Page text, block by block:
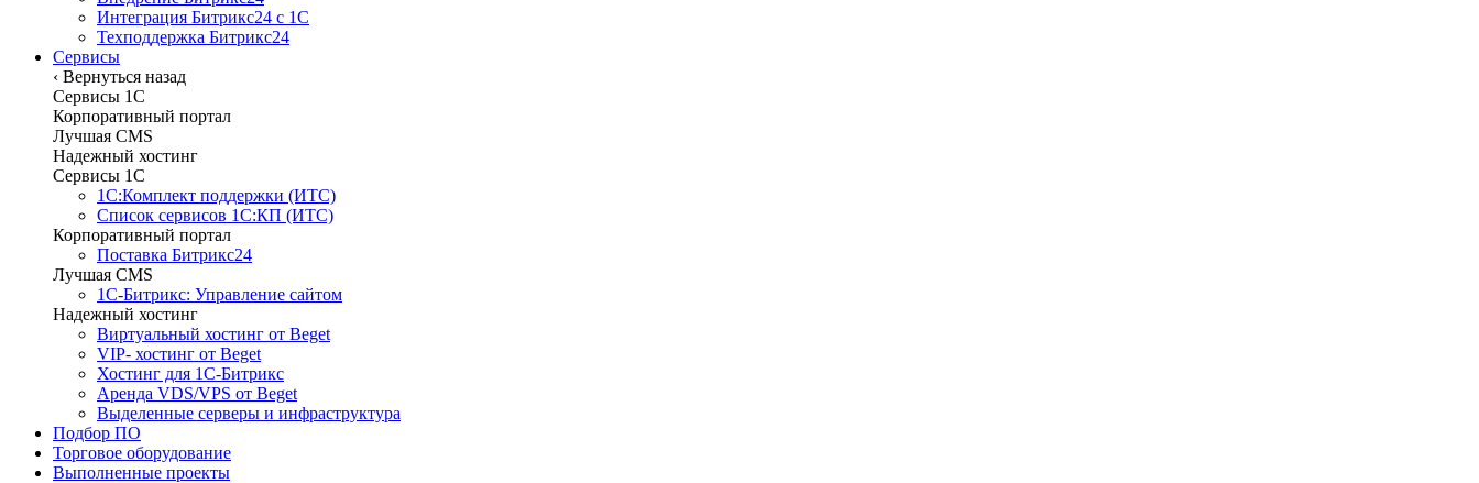
Интеграция Битрикс24 с 1С
Техподдержка Битрикс24
Сервисы
‹ Вернуться назад
Сервисы 1C
Корпоративный портал
Лучшая CMS
Надежный хостинг
Сервисы 1C
1С:Комплект поддержки (ИТС)
Список сервисов 1С:КП (ИТС)
Корпоративный портал
Поставка Битрикс24
Лучшая CMS
1С-Битрикс: Управление сайтом
Надежный хостинг
Виртуальный хостинг от Beget
VIP- хостинг от Beget
Хостинг для 1С-Битрикс
Аренда VDS/VPS от Beget
Выделенные серверы и инфраструктура
Подбор ПО
Торговое оборудование
Выполненные проекты